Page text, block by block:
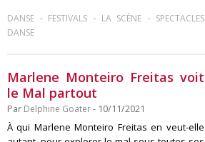
DANSE - FESTIVALS - LA SCÈNE - SPECTACLES
DANSE
Marlene Monteiro Freitas voit
le Mal partout
Par Delphine Goater- 10/11/2021
À qui Marlene Monteiro Freitas en veut-elle